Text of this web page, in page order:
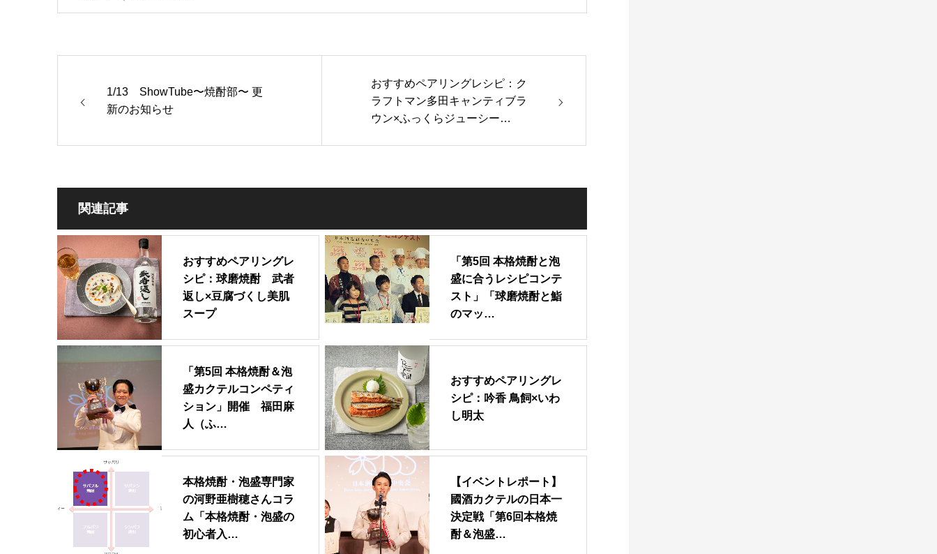
1/13 ShowTube〜焼酎部〜 更
新のお知らせ
おすすめペアリングレシピ：ク
ラフトマン多田キャンティブラ
ウン×ふっくらジューシー…
関連記事
おすすめペアリングレ
シピ：球磨焼酎 武者
返し×豆腐づくし美肌
スープ
「第5回 本格焼酎と泡
盛に合うレシピコンテ
スト」「球磨焼酎と鮨
のマッ…
「第5回 本格焼酎＆泡
盛カクテルコンペティ
ション」開催 福田麻
人（ふ…
おすすめペアリングレ
シピ：吟香 鳥飼×いわ
し明太
本格焼酎・泡盛専門家
の河野亜樹穂さんコラ
ム「本格焼酎・泡盛の
初心者入…
【イベントレポート】
國酒カクテルの日本一
決定戦「第6回本格焼
酎＆泡盛…